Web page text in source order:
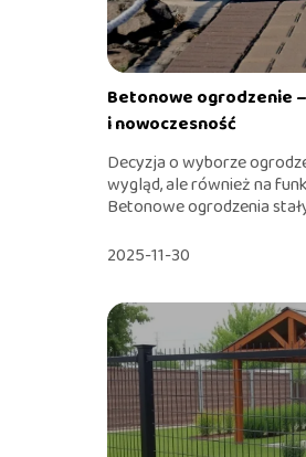
Betonowe ogrodzenie
i nowoczesność
Decyzja o wyborze
wygląd, ale również na
Betonowe ogrodzenia
2025-11-30